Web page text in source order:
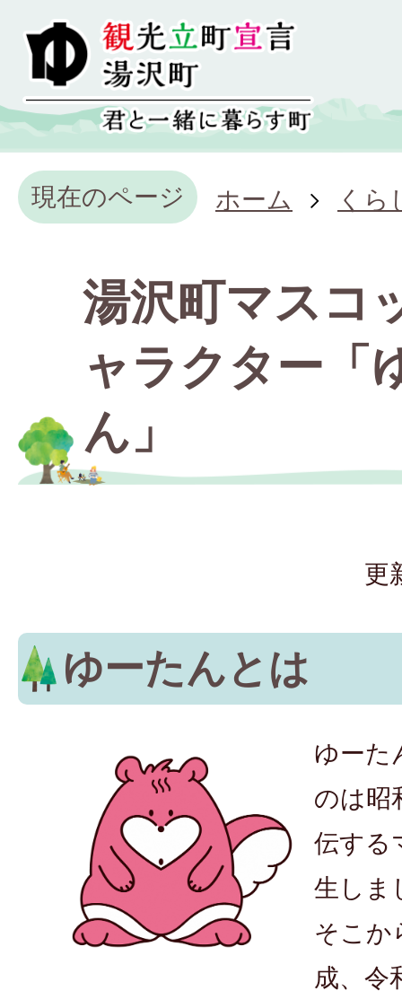
現在のページ ホーム くら
湯沢町マスコ
ャラクター「
ん」
更
ゆーたんとは
ゆーた
のは昭
伝する
生しま
そこか
成、令